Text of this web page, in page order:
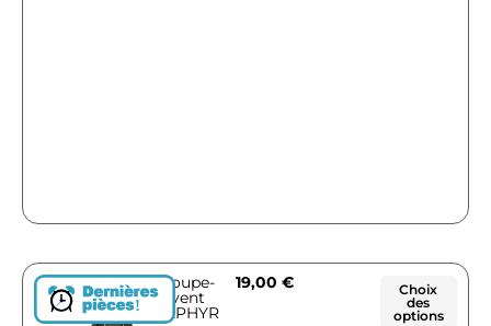
!
Coupe-
vent
ZEPHYR
19,00€
Choix
des
options